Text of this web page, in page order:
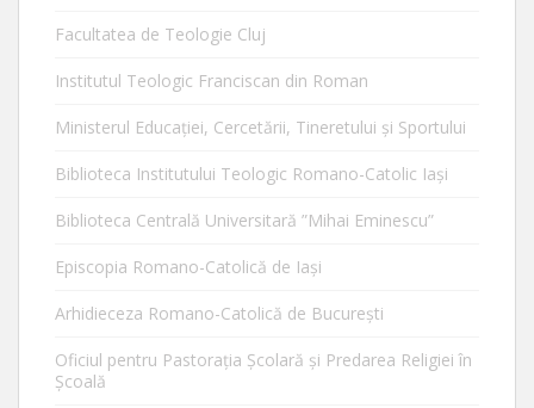
Facultatea de Teologie Cluj
Institutul Teologic Franciscan din Roman
Ministerul Educaţiei, Cercetării, Tineretului şi Sportului
Biblioteca Institutului Teologic Romano-Catolic Iaşi
Biblioteca Centrală Universitară ”Mihai Eminescu”
Episcopia Romano-Catolică de Iaşi
Arhidieceza Romano-Catolică de Bucureşti
Oficiul pentru Pastorația Școlară și Predarea Religiei în
Școală